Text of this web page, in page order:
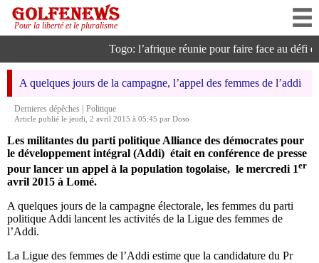
Pour la liberté et le pluralisme
Togo: l’afrique réunie pour faire face au défi
A quelques jours de la campagne, l’appel des femmes de l’addi
Dernieres dépêches
Politique
Article publié le jeudi, 2 avril 2015 à 05:45 par Doso
Les militantes du parti politique Alliance des démocrates pour
le développement intégral (Addi) était en conférence de presse
pour lancer un appel à la population togolaise, le mercredi 1er
avril 2015 à Lomé.
A quelques jours de la campagne électorale, les femmes du parti
politique Addi lancent les activités de la Ligue des femmes de
l’Addi.
La Ligue des femmes de l’Addi estime que la candidature du Pr